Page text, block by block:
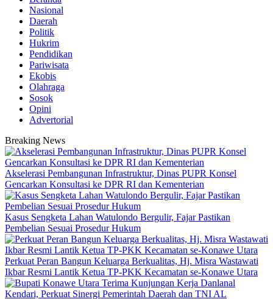
Nasional
Daerah
Politik
Hukrim
Pendidikan
Pariwisata
Ekobis
Olahraga
Sosok
Opini
Advertorial
Breaking News
Akselerasi Pembangunan Infrastruktur, Dinas PUPR Konsel
Gencarkan Konsultasi ke DPR RI dan Kementerian
‎Kasus Sengketa Lahan Watulondo Bergulir, Fajar Pastikan
Pembelian Sesuai Prosedur Hukum
‎Perkuat Peran Bangun Keluarga Berkualitas, Hj. Misra Wastawati
Ikbar Resmi Lantik Ketua TP-PKK Kecamatan se-Konawe Utara